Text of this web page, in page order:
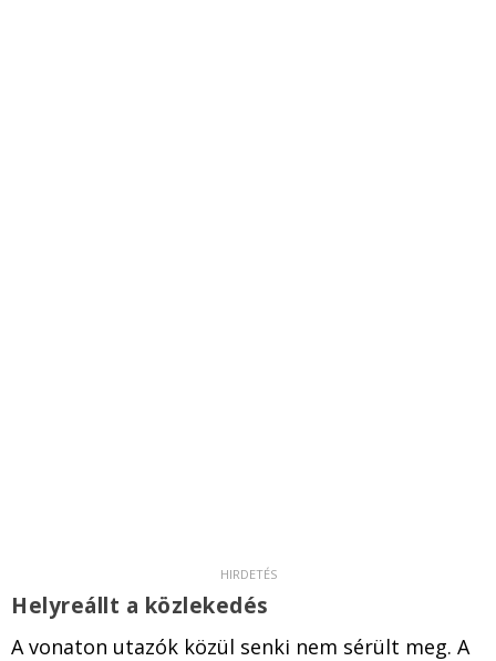
Helyreállt a közlekedés
A vonaton utazók közül senki nem sérült meg. A